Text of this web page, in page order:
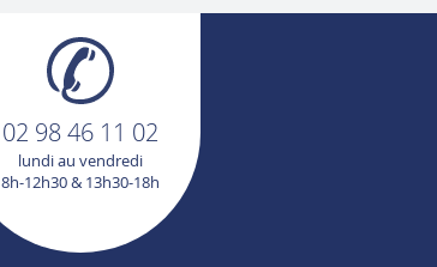
02 98 46 11 02
lundi au vendredi
8h-12h30 & 13h30-18h